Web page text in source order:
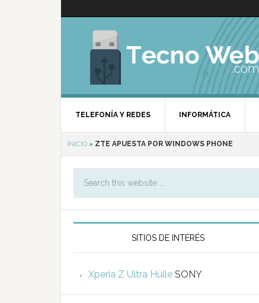
TELEFONÍA Y REDES INFORMÁTICA
INICIO » ZTE APUESTA POR WINDOWS PHONE
SITIOS DE INTERÉS
Xperia Z Ultra Hülle SONY